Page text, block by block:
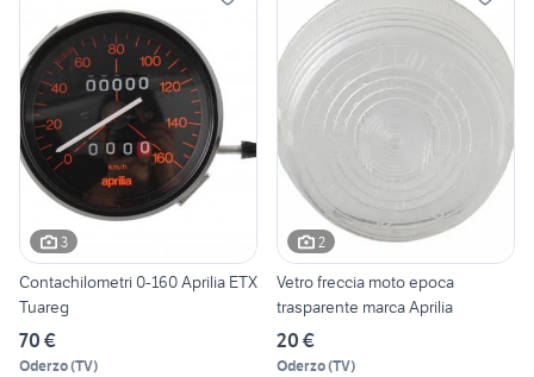
3
Contachilometri 0-160 Aprilia ETX
Tuareg
70 €
Oderzo(TV)
2
Vetro freccia moto epoca
trasparente marca Aprilia
20 €
Oderzo(TV)